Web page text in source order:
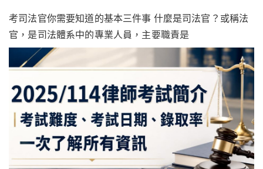
考司法官你需要知道的基本三件事 什麼是司法官？或稱法
官，是司法體系中的專業人員，主要職責是